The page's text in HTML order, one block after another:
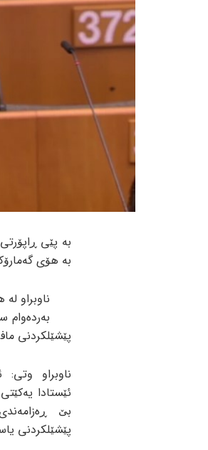
بە پێی
بە هۆی
بەردەوام
پێشێلکردنی
ناوبراو
ئێستادا
بێ
پێشێلکردنی